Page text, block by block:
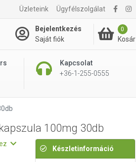
Üzleteink Ügyfélszolgálat
Bejelentkezés
Saját fiók
0
Kosár
Kapcsolat
+36-1-255-0555
3 320 Ft Kosárba rakom
100mg 30db
Készletinformáció